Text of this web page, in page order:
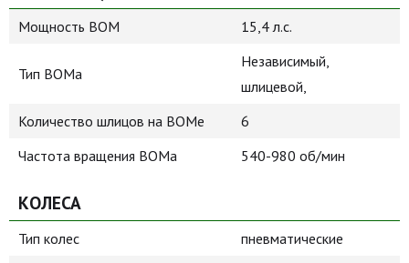
Мощность ВОМ 15,4 л.с.
Тип ВОМа
Независимый,
шлицевой,
Количество шлицов на ВОМе
6
Частота вращения ВОМа
540-980 об/мин
КОЛЕСА
Тип колес пневматические